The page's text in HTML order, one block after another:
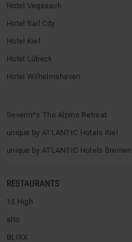
Hotel Vegesack
Hotel Sail City
Hotel Kiel
Hotel Lübeck
Hotel Wilhelmshaven
Severin*s The Alpine Retreat
unique by ATLANTIC Hotels Kiel
unique by ATLANTIC Hotels Bremen
RESTAURANTS
15 High
alto
BLIXX